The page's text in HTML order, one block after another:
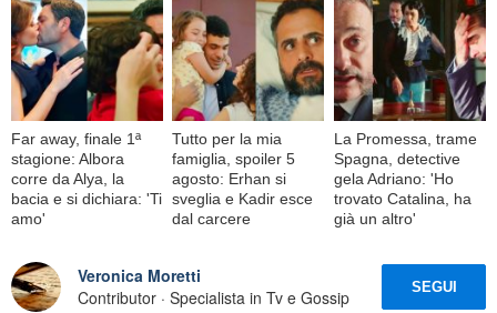
Far away, finale 1ª
stagione: Albora
corre da Alya, la
bacia e si dichiara: 'Ti
amo'
Tutto per la mia
famiglia, spoiler 5
agosto: Erhan si
sveglia e Kadir esce
dal carcere
La Promessa, trame
Spagna, detective
gela Adriano: 'Ho
trovato Catalina, ha
già un altro'
Veronica Moretti
Contributor · Specialista in Tv e Gossip
SEGUI